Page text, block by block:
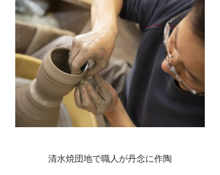
清水焼団地で職人が丹念に作陶